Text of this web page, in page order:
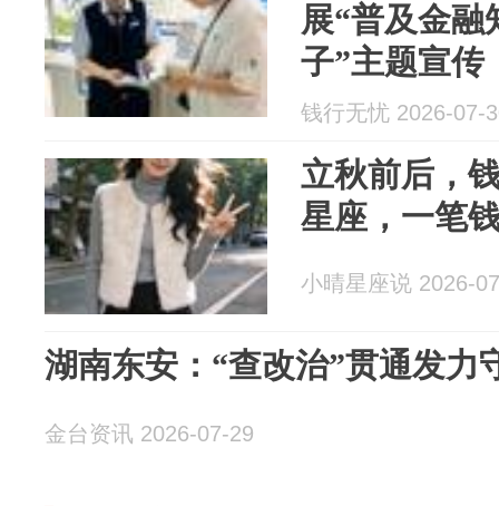
展“普及金融
子”主题宣传
钱行无忧 2026-07-
立秋前后，
星座，一笔
小晴星座说 2026-
湖南东安：“查改治”贯通发力
金台资讯 2026-07-29